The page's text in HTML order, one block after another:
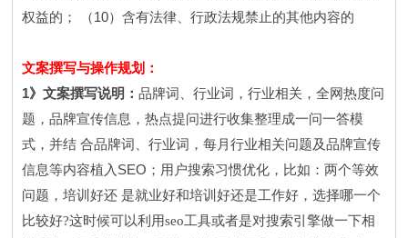
权益的；
（10）含有法律、行政法规禁止的其他内容的
文案撰写与操作规划：
1》文案撰写说明：品牌词、行业词，行业相关，全网热度问
题，品牌宣传信息，热点提问进行收集整理成一问一答模
式，并结合品牌词、行业词，每月行业相关问题及品牌宣传
信息等内容植入 SEO ；用户搜索习惯优化，比如：两个等效
问题，培训好还 是就业好和培训好还是工作好，选择哪一个
比较好?这时候可以利用seo工具或者是对搜索引擎做一下相